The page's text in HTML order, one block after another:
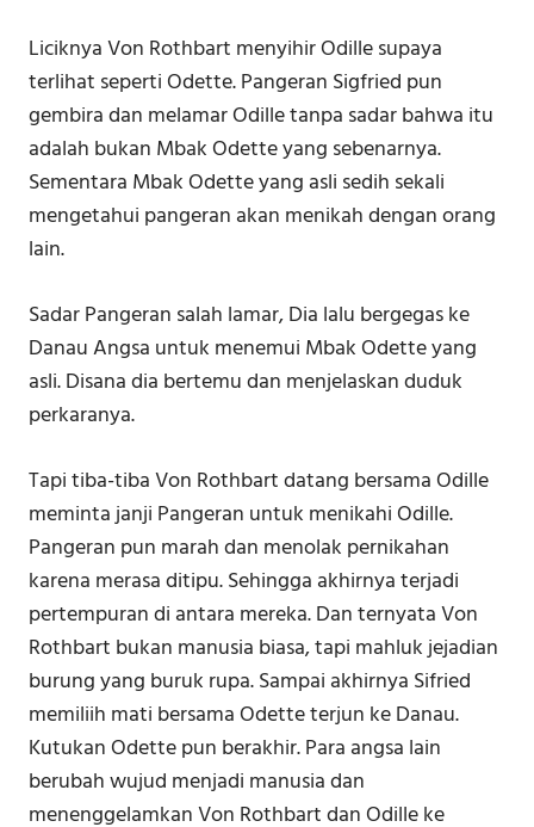
Liciknya Von Rothbart menyihir Odille supaya
terlihat seperti Odette. Pangeran Sigfried pun
gembira dan melamar Odille tanpa sadar bahwa itu
adalah bukan Mbak Odette yang sebenarnya.
Sementara Mbak Odette yang asli sedih sekali
mengetahui pangeran akan menikah dengan orang
lain.
Sadar Pangeran salah lamar, Dia lalu bergegas ke
Danau Angsa untuk menemui Mbak Odette yang
asli. Disana dia bertemu dan menjelaskan duduk
perkaranya.
Tapi tiba-tiba Von Rothbart datang bersama Odille
meminta janji Pangeran untuk menikahi Odille.
Pangeran pun marah dan menolak pernikahan
karena merasa ditipu. Sehingga akhirnya terjadi
pertempuran di antara mereka. Dan ternyata Von
Rothbart bukan manusia biasa, tapi mahluk jejadian
burung yang buruk rupa. Sampai akhirnya Sifried
memiliih mati bersama Odette terjun ke Danau.
Kutukan Odette pun berakhir. Para angsa lain
berubah wujud menjadi manusia dan
menenggelamkan Von Rothbart dan Odille ke